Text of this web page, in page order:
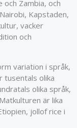
och Zambia, och
Kapstaden,
vacker
och
variation i språk,
tusentals olika
olika språk,
är lika
jollof rice i